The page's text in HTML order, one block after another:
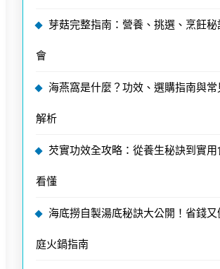
芽菇完整指南：營養、挑選、烹飪秘
會
海燕窩是什麼？功效、選購指南與
解析
芡實功效全攻略：從養生秘訣到實用
看懂
海底撈自製湯底秘訣大公開！省錢又
庭火鍋指南